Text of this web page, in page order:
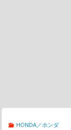
HONDA／ホンダ